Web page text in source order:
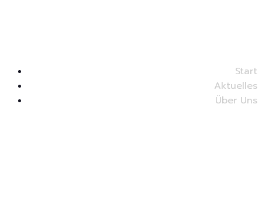
Start
Aktuelles
Über Uns